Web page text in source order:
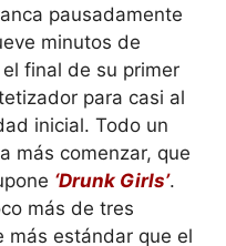
pausadamente
minutos de
final de su primer
para casi al
inicial. Todo un
más comenzar, que
‘Drunk Girls’.
más de tres
más estándar que el